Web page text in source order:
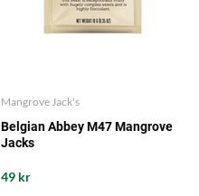
Mangrove Jack's
Belgian Abbey M47 Mangrove
Jacks
49 kr